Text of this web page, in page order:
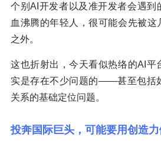
个别AI开发者以及准开发者会遇到
血沸腾的年轻人，很可能会先被这
之外。
这也折射出，今天看似热络的AI平
实是存在不少问题的——甚至包括
关系的基础定位问题。
投奔国际巨头，可能要用创造